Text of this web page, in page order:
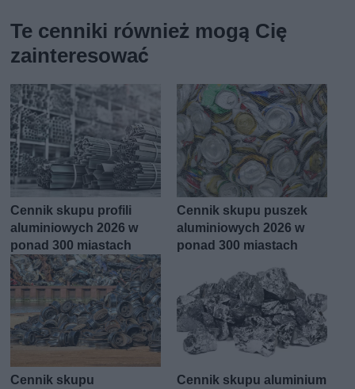
Te cenniki również mogą Cię
zainteresować
Cennik skupu profili
aluminiowych 2026 w
ponad 300 miastach
Cennik skupu puszek
aluminiowych 2026 w
ponad 300 miastach
Cennik skupu
Cennik skupu aluminium